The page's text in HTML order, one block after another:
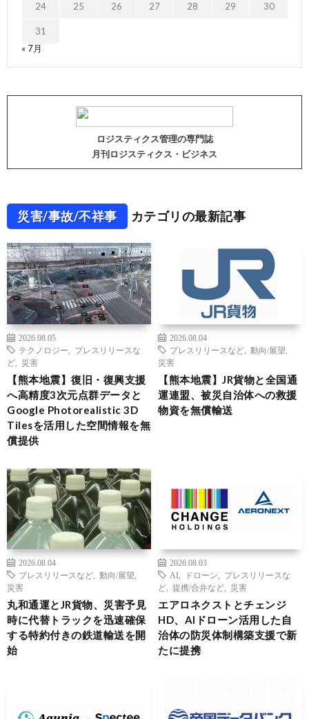
24 25 26 27 28 29 30
31
« 7月
ロジスティクス管理の専門誌
月刊ロジスティクス・ビジネス
災害/事故/不祥事 カテゴリの最新記事
2026.08.05
テクノロジー
プレスリリースな
ど
災害
【熊本地震】復旧・復興支援
へ高精度3次元点群データと
Google Photorealistic 3D
Tilesを活用した空間情報を無
償提供
2026.08.04
プレスリリースなど
動向/展望
災害
【熊本地震】JR貨物と全国通
運連盟、被災自治体への救援
物資を無償輸送
2026.08.04
プレスリリースなど
動向/展望
災害
丸和通運とJR貨物、災害予見
時に代替トラックを迅速確保
する特約付きの鉄道輸送を開
始
2026.08.03
AI
ドローン
プレスリリースな
ど
提携/合弁など 災害
エアロネクストとチェンジ
HD、AIドローン活用した自
治体の防災体制構築支援で新
たに提携